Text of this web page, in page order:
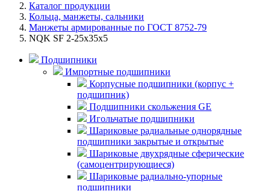
Каталог продукции
Кольца, манжеты, сальники
Манжеты армированные по ГОСТ 8752-79
NQK SF 2-25x35x5
Подшипники
Импортные подшипники
Корпусные подшипники (корпус +
подшипник)
Подшипники скольжения GE
Игольчатые подшипники
Шариковые радиальные однорядные
подшипники закрытые и открытые
Шариковые двухрядные сферические
(самоцентрирующиеся)
Шариковые радиально-упорные
подшипники